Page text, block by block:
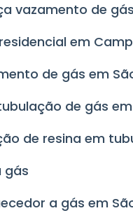
vazamento de
em
de gás em
de gás
de resina em
gás
a gás em